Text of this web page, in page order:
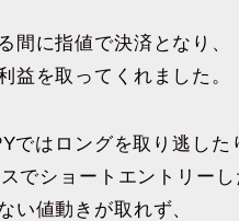
間に指値で決済となり、
益を取ってくれました。
ではロングを取り逃した
でショートエントリーし
い値動きが取れず、